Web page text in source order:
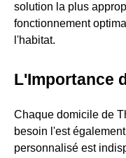
solution la plus
fonctionnement
l'habitat.
L'Importance
Chaque domicile de
besoin l'est
personnalisé est